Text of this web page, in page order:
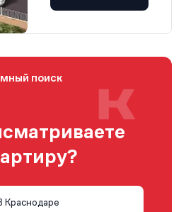
поиск
Краснодаре